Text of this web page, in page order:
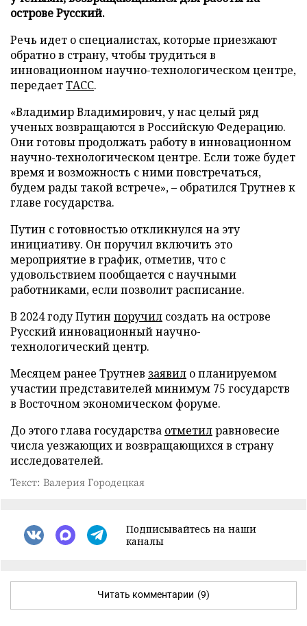
острове Русский.
Речь идет о специалистах, которые приезжают
обратно в страну, чтобы трудиться в
инновационном научно-технологическом центре,
передаетТАСС.
«Владимир Владимирович, у нас целый ряд
ученых возвращаются в Российскую Федерацию.
Они готовы продолжать работу в инновационном
научно-технологическом центре. Если тоже будет
время и возможность с ними повстречаться,
будем рады такой встрече», – обратился Трутнев к
главе государства.
Путин с готовностью откликнулся на эту
инициативу. Он поручил включить это
мероприятие в график, отметив, что с
удовольствием пообщается с научными
работниками, если позволит расписание.
В 2024 году Путин поручил создать на острове
Русский инновационный научно-
технологический центр.
Месяцем ранее Трутнев заявил о планируемом
участии представителей минимум 75 государств
в Восточном экономическом форуме.
До этого глава государства отметилравновесие
числа уезжающих и возвращающихся в страну
исследователей.
Текст: Валерия Городецкая
Подписывайтесь на наши
каналы
Читать комментарии (9)